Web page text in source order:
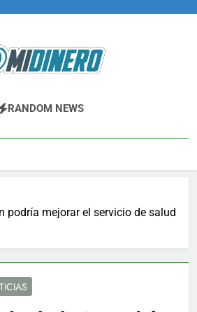
Criptomonedas
RANDOM NEWS
podría mejorar el servicio de salud